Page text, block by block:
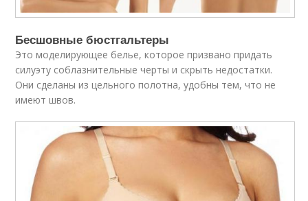
Бесшовные бюстгальтеры
Это моделирующее белье, которое призвано придать
силуэту соблазнительные черты и скрыть недостатки.
Они сделаны из цельного полотна, удобны тем, что не
имеют швов.